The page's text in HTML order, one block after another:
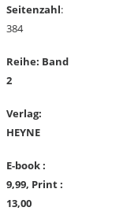
Seitenzahl:
384
Reihe: Band
2
Verlag:
HEYNE
E-book :
9,99, Print :
13,00